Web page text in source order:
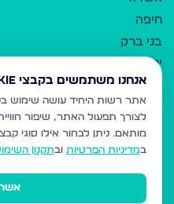
חיפה
בני ברק
ירושלים
אלעד
גבעת זאב
בית שמש
רכסים
מודיעין עילית
אנחנו משתמשים בקבצי Cookie
לצורך תפעול האתר, שיפור
מותאם. ניתן לבחור אילו סוגי
במדיניות הפרטיות ובתקנון